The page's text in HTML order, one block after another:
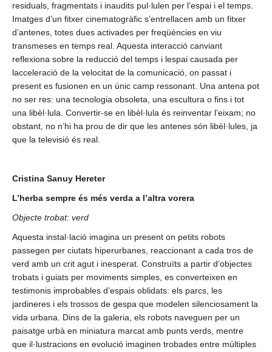
residuals, fragmentats i inaudits pul·lulen per l’espai i el temps.
Imatges d’un fitxer cinematogràfic s’entrellacen amb un fitxer
d’antenes, totes dues activades per freqüències en viu
transmeses en temps real. Aquesta interacció canviant
reflexiona sobre la reducció del temps i lespai causada per
lacceleració de la velocitat de la comunicació, on passat i
present es fusionen en un únic camp ressonant. Una antena pot
no ser res: una tecnologia obsoleta, una escultura o fins i tot
una libèl·lula. Convertir-se en libèl·lula és reinventar l’eixam; no
obstant, no n’hi ha prou de dir que les antenes són libèl·lules, ja
que la televisió és real.
Cristina Sanuy Hereter
L’herba sempre és més verda a l’altra vorera
Objecte trobat: verd
Aquesta instal·lació imagina un present on petits robots
passegen per ciutats hiperurbanes, reaccionant a cada tros de
verd amb un crit agut i inesperat. Construïts a partir d’objectes
trobats i guiats per moviments simples, es converteixen en
testimonis improbables d’espais oblidats: els parcs, les
jardineres i els trossos de gespa que modelen silenciosament la
vida urbana. Dins de la galeria, els robots naveguen per un
paisatge urbà en miniatura marcat amb punts verds, mentre
que il·lustracions en evolució imaginen trobades entre múltiples